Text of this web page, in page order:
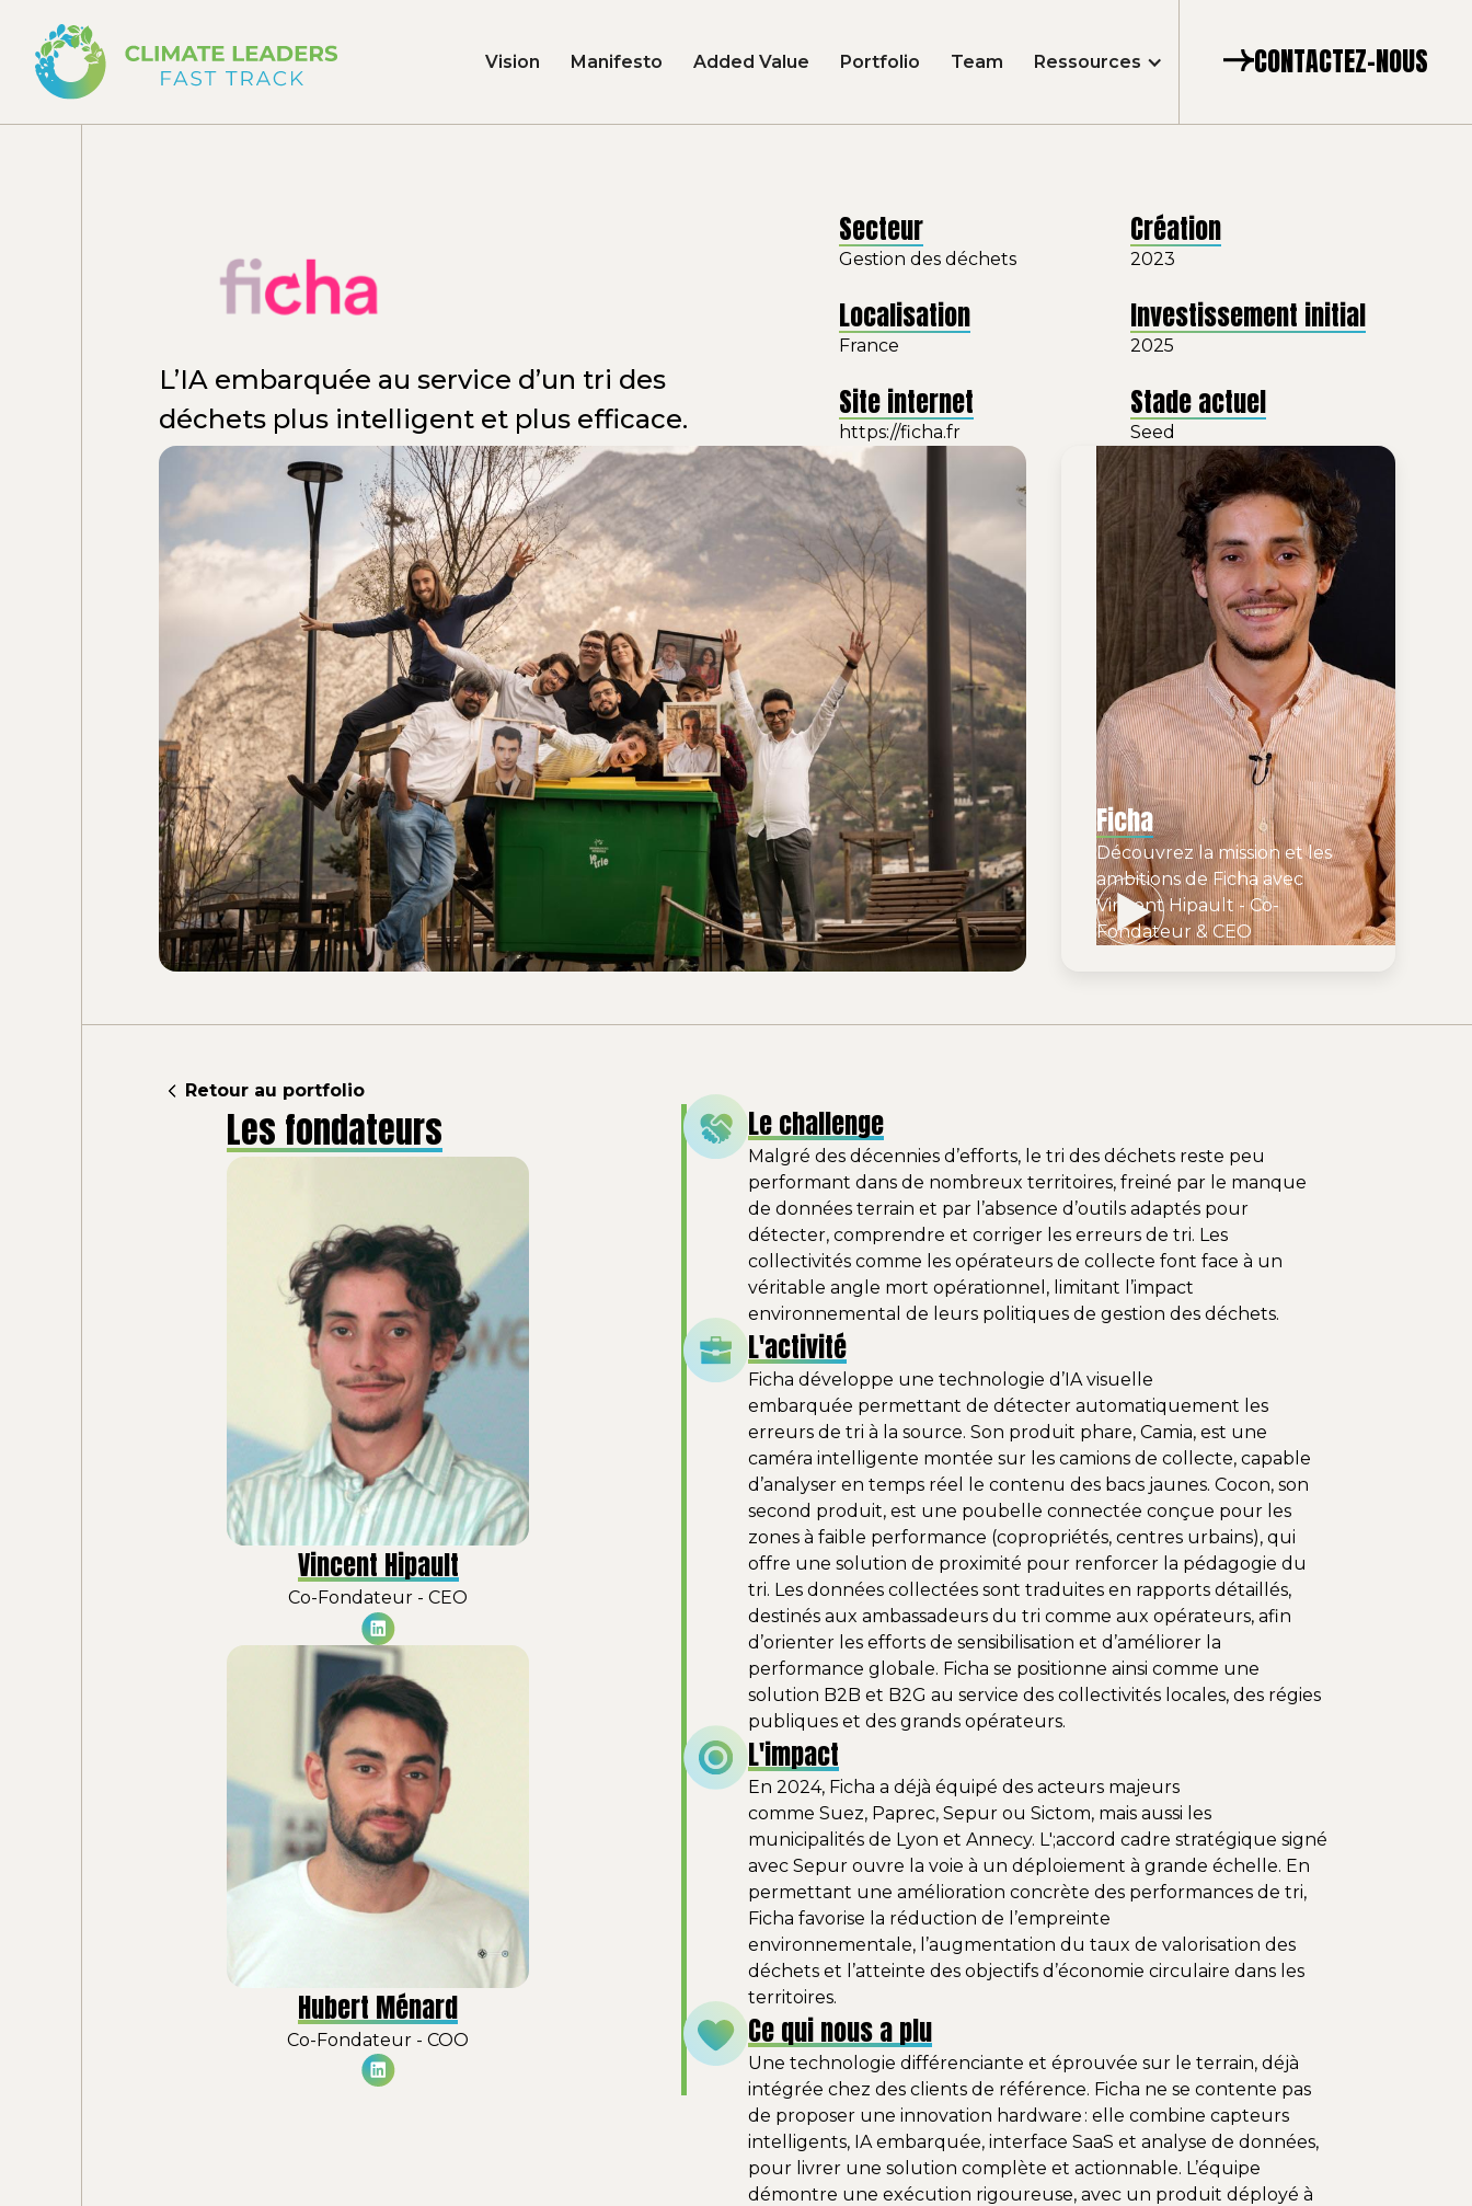
Vision Manifesto Added Value Portfolio Team Ressources CONTACTEZ-NOUS
L’IA embarquée au service d’un tri des
déchets plus intelligent et plus efficace.
Secteur
Gestion des déchets
Création
2023
Localisation
France
Investissement initial
2025
Site internet
https://ficha.fr
Stade actuel
Seed
Ficha
Découvrez la mission et les
ambitions de Ficha avec
Vincent Hipault - Co-
Fondateur & CEO
Retour au portfolio
Les fondateurs
Vincent Hipault
Co-Fondateur - CEO
Hubert Ménard
Co-Fondateur - COO
Le challenge
Malgré des décennies d’efforts, le tri des déchets reste peu
performant dans de nombreux territoires, freiné par le manque
de données terrain et par l’absence d’outils adaptés pour
détecter, comprendre et corriger les erreurs de tri. Les
collectivités comme les opérateurs de collecte font face à un
véritable angle mort opérationnel, limitant l’impact
environnemental de leurs politiques de gestion des déchets.
L'activité
Ficha développe une technologie d’IA visuelle
embarquée permettant de détecter automatiquement les
erreurs de tri à la source. Son produit phare, Camia, est une
caméra intelligente montée sur les camions de collecte, capable
d’analyser en temps réel le contenu des bacs jaunes. Cocon, son
second produit, est une poubelle connectée conçue pour les
zones à faible performance (copropriétés, centres urbains), qui
offre une solution de proximité pour renforcer la pédagogie du
tri. Les données collectées sont traduites en rapports détaillés,
destinés aux ambassadeurs du tri comme aux opérateurs, afin
d’orienter les efforts de sensibilisation et d’améliorer la
performance globale. Ficha se positionne ainsi comme une
solution B2B et B2G au service des collectivités locales, des régies
publiques et des grands opérateurs.
L'impact
En 2024, Ficha a déjà équipé des acteurs majeurs
comme Suez, Paprec, Sepur ou Sictom, mais aussi les
municipalités de Lyon et Annecy. L';accord cadre stratégique signé
avec Sepur ouvre la voie à un déploiement à grande échelle. En
permettant une amélioration concrète des performances de tri,
Ficha favorise la réduction de l’empreinte
environnementale, l’augmentation du taux de valorisation des
déchets et l’atteinte des objectifs d’économie circulaire dans les
territoires.
Ce qui nous a plu
Une technologie différenciante et éprouvée sur le terrain, déjà
intégrée chez des clients de référence. Ficha ne se contente pas
de proposer une innovation hardware : elle combine capteurs
intelligents, IA embarquée, interface SaaS et analyse de données,
pour livrer une solution complète et actionnable. L’équipe
démontre une exécution rigoureuse, avec un produit déployé à